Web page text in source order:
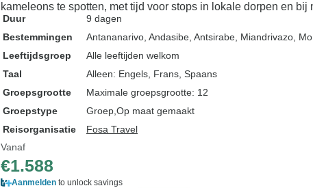
kameleons te spotten, met tijd voor stops in lokale dorpen en bij
Duur
9 dagen
Bestemmingen
Antananarivo , Andasibe , Antsirabe , Miandrivazo ,
Leeftijdsgroep
Alle leeftijden welkom
Taal
Alleen: Engels, Frans, Spaans
Groepsgrootte
Maximale groepsgrootte: 12
Groepstype
Groep Op maat gemaakt
Reisorganisatie
Fosa Travel
Vanaf
€1.588
Aanmelden to unlock savings